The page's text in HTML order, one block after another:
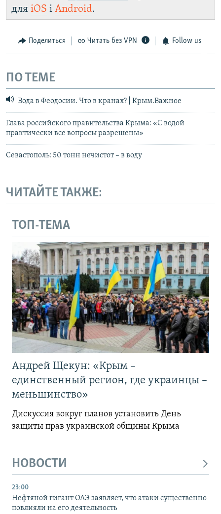
для iOS і Android.
Поделиться Читать без VPN Follow us
ПО ТЕМЕ
Вода в Феодосии. Что в кранах? | Крым.Важное
Глава российского правительства Крыма: «С водой
практически все вопросы разрешены»
Севастополь: 50 тонн нечистот – в воду
ЧИТАЙТЕ ТАКЖЕ:
ТОП-ТЕМА
Андрей Щекун: «Крым –
единственный регион, где украинцы –
меньшинство»
Дискуссия вокруг планов установить День
защиты прав украинской общины Крыма
НОВОСТИ
23:00
Нефтяной гигант ОАЭ заявляет, что атаки существенно
повлияли на его деятельность